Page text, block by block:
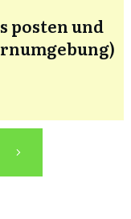
posten und